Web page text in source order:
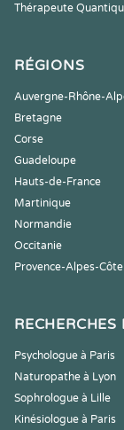
Thérapeute
RÉGIONS
Auvergne-Rhône-
Bretagne
Corse
Guadeloupe
Hauts-de-France
Martinique
Normandie
Occitanie
Provence-Alpes-
RECHERCHES
Psychologue à Paris
Naturopathe à Lyon
Sophrologue à Lille
Kinésiologue à Paris